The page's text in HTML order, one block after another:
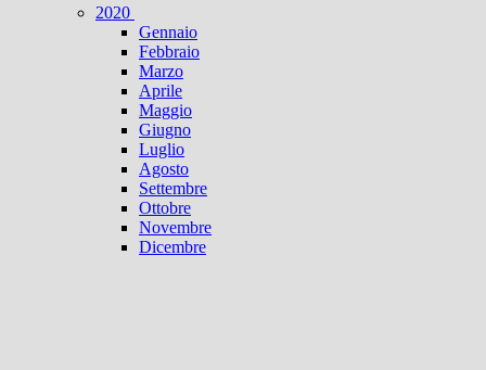
2020
Gennaio
Febbraio
Marzo
Aprile
Maggio
Giugno
Luglio
Agosto
Settembre
Ottobre
Novembre
Dicembre